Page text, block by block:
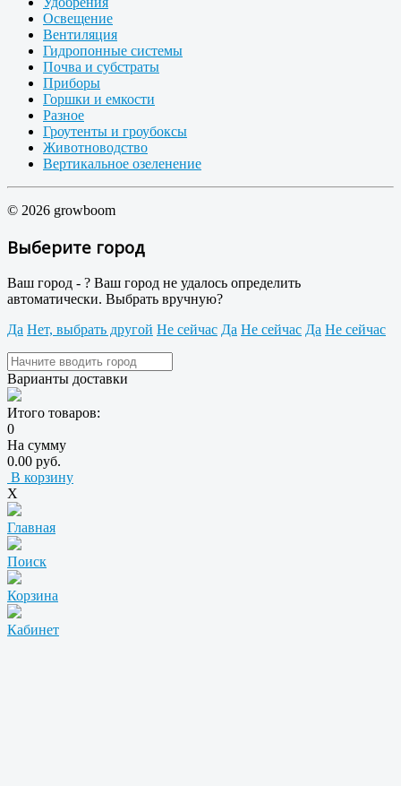
Освещение
Вентиляция
Гидропонные системы
Почва и субстраты
Приборы
Горшки и емкости
Разное
Гроутенты и гроубоксы
Животноводство
Вертикальное озеленение
© 2026 growboom
Выберите город
Ваш город - ? Ваш город не удалось определить
автоматически. Выбрать вручную?
Да Нет, выбрать другой Не сейчас Да Не сейчас Да Не сейчас
Варианты доставки
Итого товаров:
0
На сумму
0.00 руб.
В корзину
X
Главная
Поиск
Корзина
Кабинет